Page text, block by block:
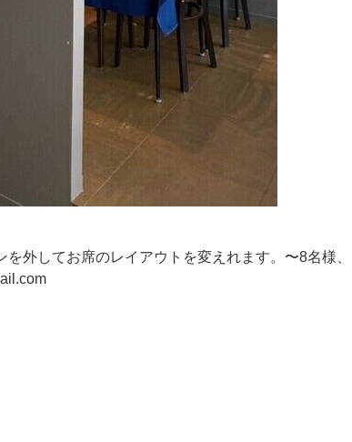
外してお席のレイアウトを変えれます。〜8名様